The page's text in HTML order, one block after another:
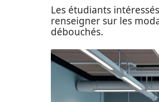
Les étudiants
renseigner sur les
débouchés.